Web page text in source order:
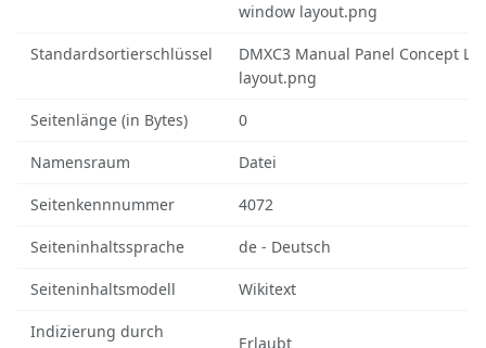
window layout.png
Standardsortierschlüssel
DMXC3 Manual Panel Concept
layout.png
Seitenlänge (in Bytes) 0
Namensraum Datei
Seitenkennnummer 4072
Seiteninhaltssprache de - Deutsch
Seiteninhaltsmodell Wikitext
Indizierung durch
Erlaubt